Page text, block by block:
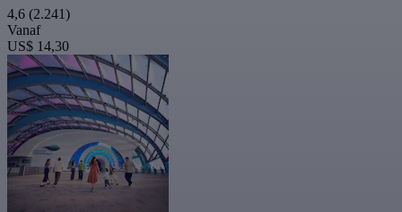
4,6 (2.241)
Vanaf
US$ 14,30